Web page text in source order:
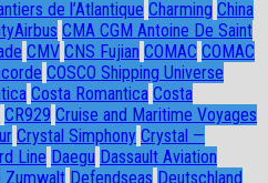
de l’Atlantique Charming China
CMA CGM Antoine De Saint
CMV CNS Fujian COMAC COMAC
COSCO Shipping Universe
Costa Romantica Costa
CR929 Cruise and Maritime Voyages
Crystal Simphony Crystal —
Line Daegu Dassault Aviation
Zumwalt Defendseas Deutschland